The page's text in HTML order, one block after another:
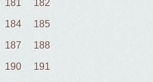
181 182
184 185
187 188
190 191